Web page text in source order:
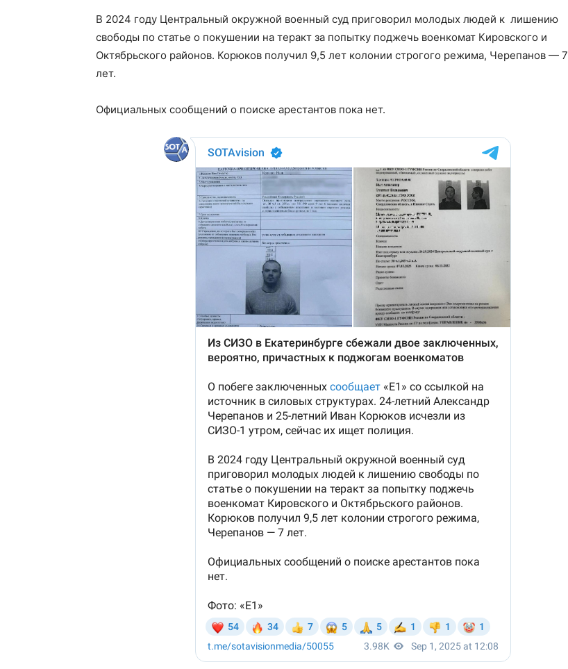
В 2024 году Центральный окружной военный суд приговорил молодых людей к лишению
свободы по статье о покушении на теракт за попытку поджечь военкомат Кировского и
Октябрьского районов. Корюков получил 9,5 лет колонии строгого режима, Черепанов — 7
лет.
Официальных сообщений о поиске арестантов пока нет.